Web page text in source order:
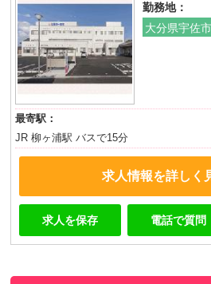
勤務地：
大分県宇佐
最寄駅：
JR 柳ヶ浦駅 バスで15分
求人情報を詳しく
求人を保存 電話で質問